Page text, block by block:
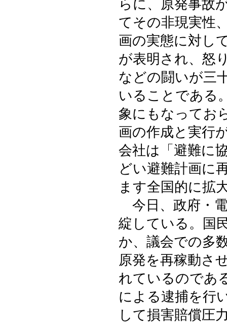
らに、原発事故
てその非現実性
画の実態に対し
が表明され、怒
などの闘いが三
いることである
象にもなってお
画の作成と実行
会社は「避難に
どい避難計画に
ます全国的に拡
今日、政府・
綻している。国
か、議会での多
原発を再稼動さ
れているのであ
による逮捕を行
して損害賠償圧